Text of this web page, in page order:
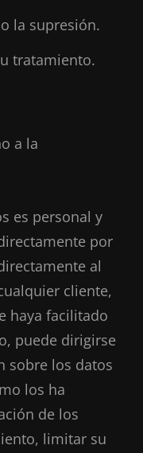
la supresión.
tratamiento.
a la
es personal y
por
al
cliente,
haya facilitado
puede dirigirse
sobre los datos
los ha
de los
limitar su